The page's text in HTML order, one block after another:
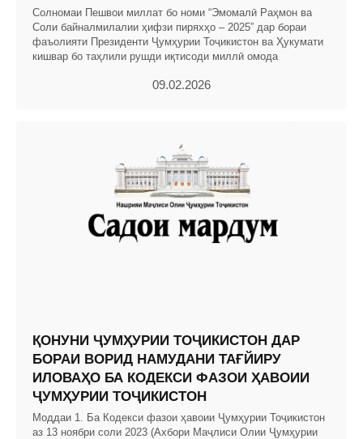
Солномаи Пешвои миллат бо номи “Эмомалӣ Раҳмон ва
Соли байналмилалии ҳифзи пиряхҳо – 2025” дар бораи
фаъолияти Президенти Ҷумҳурии Тоҷикистон ва Ҳукумати
кишвар бо таҳлили рушди иқтисоди миллӣ омода
09.02.2026
ҚОНУНИ ҶУМҲУРИИ ТОҶИКИСТОН ДАР
БОРАИ ВОРИД НАМУДАНИ ТАҒЙИРУ
ИЛОВАҲО БА КОДЕКСИ ФАЗОИ ҲАВОИИ
ҶУМҲУРИИ ТОҶИКИСТОН
Моддаи 1. Ба Кодекси фазои ҳавоии Ҷумҳурии Тоҷикистон
аз 13 ноябри соли 2023 (Ахбори Маҷлиси Олии Ҷумҳурии